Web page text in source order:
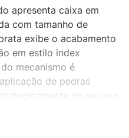
apresenta caixa em
com tamanho de
exibe o acabamento
em estilo index
mecanismo é
de pedras
no seu aro
de acionamento